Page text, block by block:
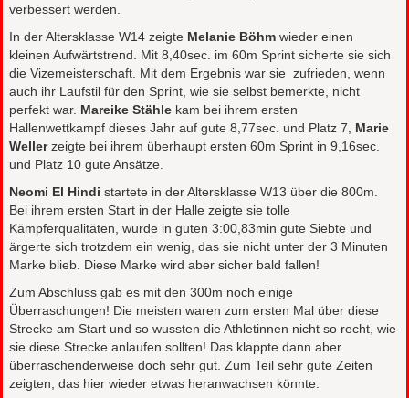
verbessert werden.
In der Altersklasse W14 zeigte Melanie Böhm wieder einen
kleinen Aufwärtstrend. Mit 8,40sec. im 60m Sprint sicherte sie sich
die Vizemeisterschaft. Mit dem Ergebnis war sie zufrieden, wenn
auch ihr Laufstil für den Sprint, wie sie selbst bemerkte, nicht
perfekt war. Mareike Stähle kam bei ihrem ersten
Hallenwettkampf dieses Jahr auf gute 8,77sec. und Platz 7, Marie
Wellerzeigte bei ihrem überhaupt ersten 60m Sprint in 9,16sec.
und Platz 10 gute Ansätze.
Neomi El Hindi startete in der Altersklasse W13 über die 800m.
Bei ihrem ersten Start in der Halle zeigte sie tolle
Kämpferqualitäten, wurde in guten 3:00,83min gute Siebte und
ärgerte sich trotzdem ein wenig, das sie nicht unter der 3 Minuten
Marke blieb. Diese Marke wird aber sicher bald fallen!
Zum Abschluss gab es mit den 300m noch einige
Überraschungen! Die meisten waren zum ersten Mal über diese
Strecke am Start und so wussten die Athletinnen nicht so recht, wie
sie diese Strecke anlaufen sollten! Das klappte dann aber
überraschenderweise doch sehr gut. Zum Teil sehr gute Zeiten
zeigten, das hier wieder etwas heranwachsen könnte.